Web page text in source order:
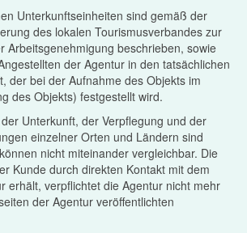
Unterkunftseinheiten sind gemäß der
des lokalen Tourismusverbandes zur
Arbeitsgenehmigung beschrieben, sowie
der Agentur in den tatsächlichen
der bei der Aufnahme des Objekts im
des Objekts) festgestellt wird.
Unterkunft, der Verpflegung und der
einzelner Orten und Ländern sind
nicht miteinander vergleichbar. Die
Kunde durch direkten Kontakt mit dem
erhält, verpflichtet die Agentur nicht mehr
der Agentur veröffentlichten